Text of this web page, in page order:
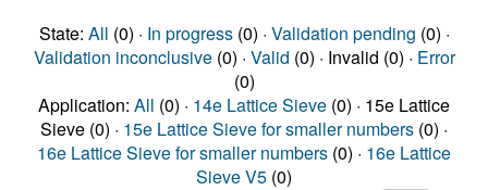
State: All (0) · In progress(0) · Validation pending (0) ·
Validation inconclusive(0) · Valid (0) · Invalid (0) · Error
(0)
Application: All (0) · 14e Lattice Sieve (0) · 15e Lattice
Sieve (0) · 15e Lattice Sieve for smaller numbers (0) ·
16e Lattice Sieve for smaller numbers (0) · 16e Lattice
Sieve V5 (0)